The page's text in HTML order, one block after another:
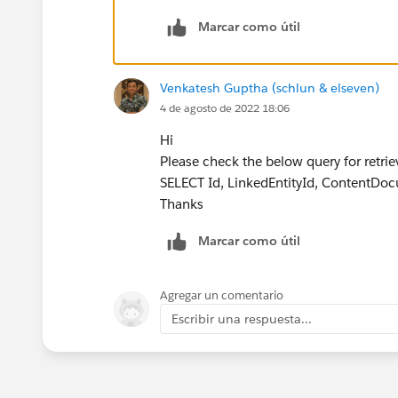
ContentVersion - Child of CD - All
I hope it helps
Marcar como útil
Venkatesh Guptha (schlun & elseven)
4 de agosto de 2022 18:06
Hi
Please check the below query for
SELECT Id, LinkedEntityId,
Thanks
Marcar como útil
Agregar un comentario
Escribir una respuesta...